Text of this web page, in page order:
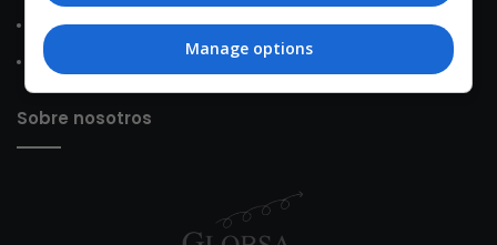
Política de Privacidad
Política de Cookies
Sobre nosotros
Manage options